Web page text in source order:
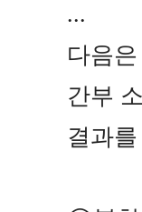
...
다음
간부
결과